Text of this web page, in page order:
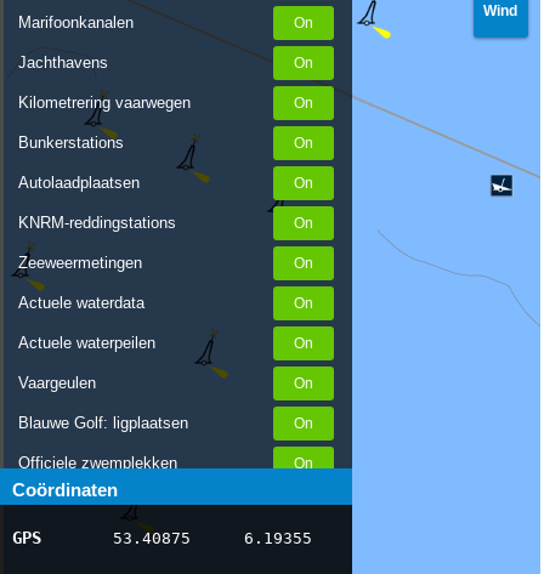
Marifoonkanalen
Jachthavens
Kilometrering vaarwegen
Bunkerstations
Autolaadplaatsen
KNRM-reddingstations
Zeeweermetingen
Actuele waterdata
Actuele waterpeilen
Vaargeulen
Blauwe Golf: ligplaatsen
Officiele zwemplekken
Stremmingen/hinder
AIS scheepsposities
Coördinaten
GPS 53.40875 6.19355
Wind